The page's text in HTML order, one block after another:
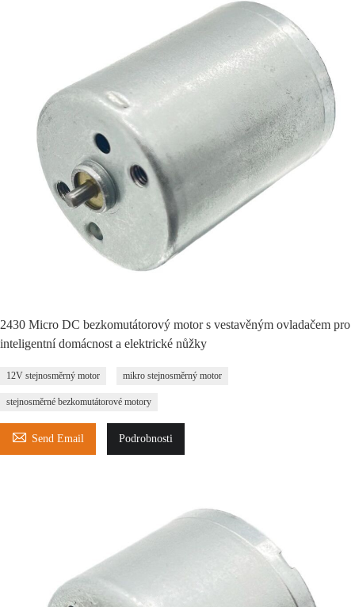
2430 Micro DC bezkomutátorový motor s vestavěným ovladačem pro
inteligentní domácnost a elektrické nůžky
12V stejnosměrný motor mikro stejnosměrný motor
stejnosměrné bezkomutátorové motory
 Send Email Podrobnosti